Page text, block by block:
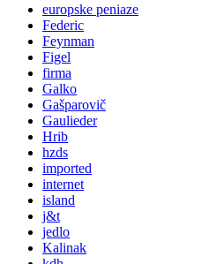
europske peniaze
Federic
Feynman
Figel
firma
Galko
Gašparovič
Gaulieder
Hrib
hzds
imported
internet
island
j&t
jedlo
Kalinak